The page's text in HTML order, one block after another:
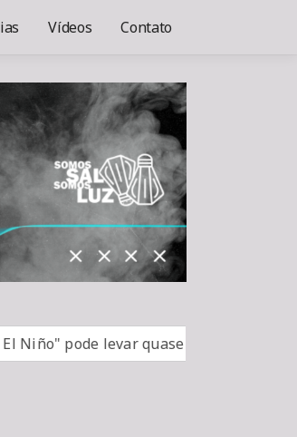
Vídeos Contato
pode levar quase 50 milhões de